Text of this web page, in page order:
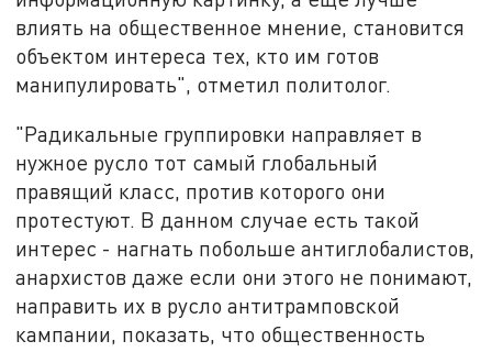
влиять на общественное мнение, становится
объектом интереса тех, кто им готов
манипулировать", отметил политолог.
"Радикальные группировки направляет в
нужное русло тот самый глобальный
правящий класс, против которого они
протестуют. В данном случае есть такой
интерес - нагнать побольше антиглобалистов,
анархистов даже если они этого не понимают,
направить их в русло антитрамповской
кампании, показать, что общественность